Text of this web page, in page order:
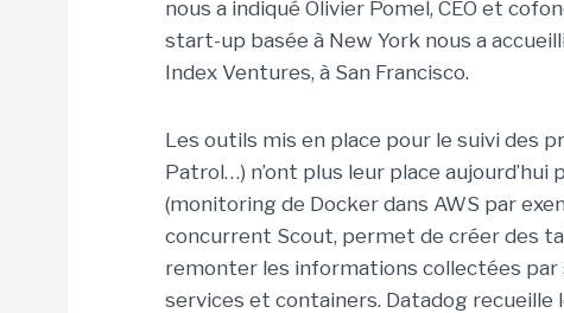
nous a indiqué Olivier Pomel, CEO et
start-up basée à New York nous a
Index Ventures, à San Francisco.
Les outils mis en place pour le suivi des
Patrol…) n’ont plus leur place
(monitoring de Docker dans AWS par
concurrent Scout, permet de créer des
remonter les informations collectées par
services et containers. Datadog